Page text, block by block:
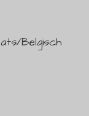
Belgisch